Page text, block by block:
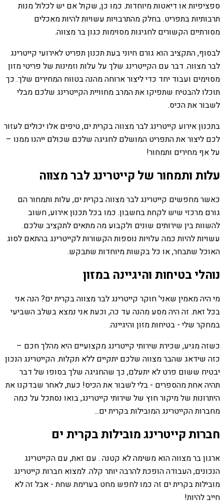
ספציפיות או דיאטות מיוחדות. כמו כן, שקול אם יש לכלול מנות
תרבותיות בתפריט. בחלק מהתרבויות עשויות להיות מאכלים
מסורתיים הקשורים לחגיגות מסוימות כגון בר מצווה.
לבסוף, התקציב הוא גורם חיוני בעת תכנון תפריט לאירועי קייטרינג
לבר מצווה. דבר עם הקייטרינג שלך על עלות וזמינות של פריטי מזון
מסוימים ועבוד יחד כדי ליצור ארוחה מהנה בטווח המחירים שלך. כך
תוכלו להבטיח שתפיקו את המרב מחוויית הקייטרינג שלכם מבלי
לשבור את הכיס.
בתכנון אירוע קייטרינג לבר מצווה בקרית ים, טיפים אלו יכולים לעזור
לכם ליצור את התפריט המושלם לחגיגה שלכם שכולם ייהנו ממנו –
על אף מחירים ותמחור!
עלות ותמחור של קייטרינג לבר מצווה
כאשר מחפשים קייטרינג לבר מצווה בקרית ים, עלות ותמחור הם
גורם מרכזי שיש לקחת בחשבון. כמו בכל תכנון אירוע, חשוב
להשוות בין שירותים שונים ולקבוע מה מתאים לתקציב שלכם.
עשויות להיות כמה עלויות נוספות הקשורות לקייטרינג בהתאם לסוג
האוכל שתבחר, או כל בקשות מיוחדות שתבקש.
נוהלי בטיחות והיגיינה במזון
מי היה מאמין שאני' חוקר קייטרינג לבר מצווה בקרית ים? הנה אני
בכל זאת. זה היה מסע מהנה עד כה, וכעת אני נמצא בשלב השביעי
במחקר שלי - בטיחות מזון והיגיינה.
כשזה מגיע, שכירת שירותי קייטרינג מקצועיים היא מהלך חכם –
כזה שידאג שהבר מצווה שלכם יתקיים ללא תקלות. הקייטרינג הנכון
יבטיח ששום פרט לא יתעלם, כך שהחגיגה שלך בסופו של דבר
תהיה אחת מהספרים - בלי לשבור את הכיס! כעת, לאחר שבדקנו את
היתרונות של מיקור חוץ של שירותי קייטרינג, בואו נסתכל על כמה
מחברות הקייטרינג המובילות בקרית ים...
חברות קייטרינג מובילות בקרית ים
ארגון בר מצווה הוא משימה לא קטנה . עם זאת, עם הקייטרינג
הנכונים, העבודה הופכת להרבה יותר קלה. למצוא חברות קייטרינג
מובילות בקרית ים זה כמו לחפש מחט בערימת שחת - אבל זה לא
חייב להיות!